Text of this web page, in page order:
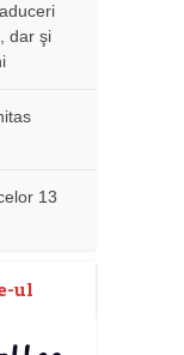
dar şi
13
ul